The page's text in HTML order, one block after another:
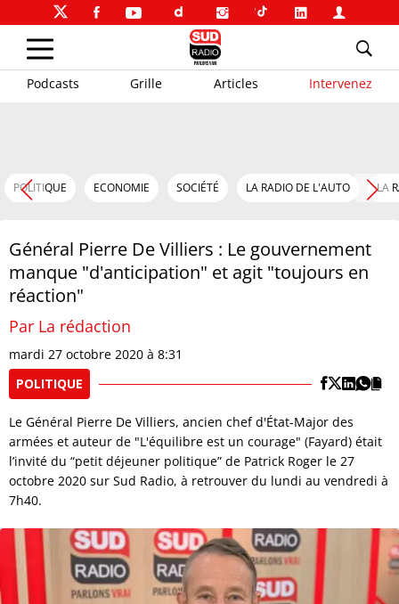
Podcasts Grille Articles Intervenez
POLITIQUE ECONOMIE SOCIÉTÉ LA RADIO DE L'AUTO LA
Général Pierre De Villiers : Le gouvernement
manque "d'anticipation" et agit "toujours en
réaction"
Par La rédaction
mardi 27 octobre 2020 à 8:31
POLITIQUE
Le Général Pierre De Villiers, ancien chef d'État-Major des
armées et auteur de "L'équilibre est un courage" (Fayard) était
l’invité du “petit déjeuner politique” de Patrick Roger le 27
octobre 2020 sur Sud Radio, à retrouver du lundi au vendredi à
7h40.